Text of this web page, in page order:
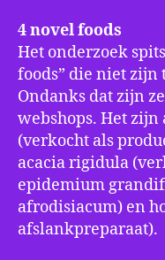
4 novel foods
Het onderzoek
foods” die niet zijn
Ondanks dat zijn
webshops. Het
(verkocht als
acacia rigidula
epidemium
afrodisiacum) en
afslankpreparaat).